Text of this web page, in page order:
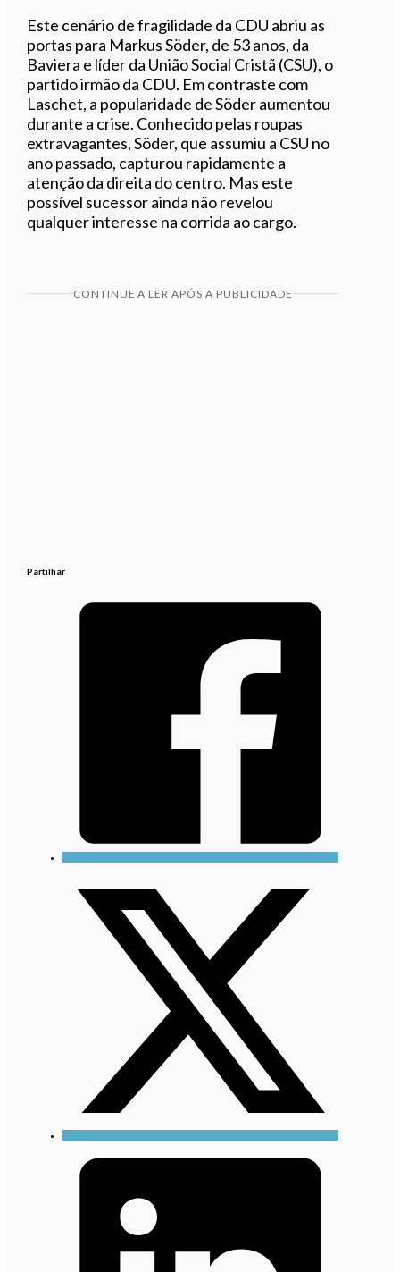
Este cenário de fragilidade da CDU abriu as
portas para Markus Söder, de 53 anos, da
Baviera e líder da União Social Cristã (CSU), o
partido irmão da CDU. Em contraste com
Laschet, a popularidade de Söder aumentou
durante a crise. Conhecido pelas roupas
extravagantes, Söder, que assumiu a CSU no
ano passado, capturou rapidamente a
atenção da direita do centro. Mas este
possível sucessor ainda não revelou
qualquer interesse na corrida ao cargo.
CONTINUE A LER APÓS A PUBLICIDADE
Partilhar